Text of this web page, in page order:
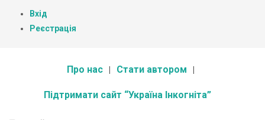
Вхід
Реєстрація
Про нас Стати автором
Підтримати сайт “Україна Інкогніта”